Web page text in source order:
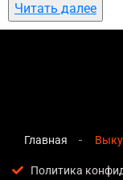
ожидание. С нами вы
массив, Киеввсего
авто в
озвучивается
Прозрачные
Читать далее
Главная
Политика